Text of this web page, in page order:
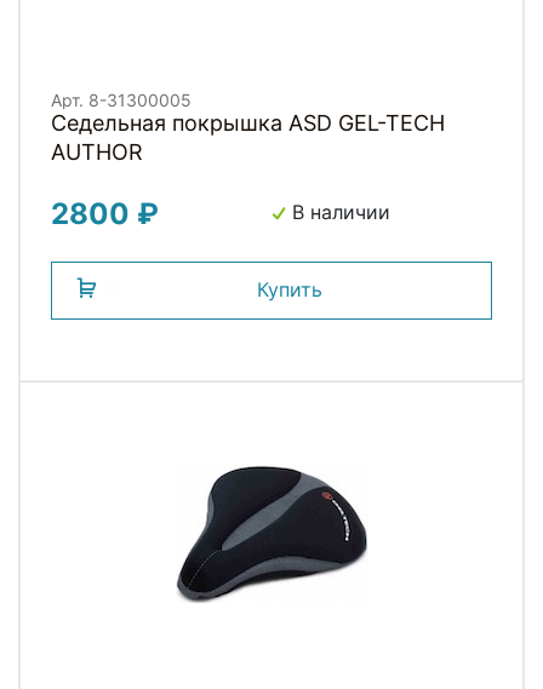
Арт. 8-31300005
Седельная покрышка ASD GEL-TECH
AUTHOR
2800 ₽ В наличии
Купить